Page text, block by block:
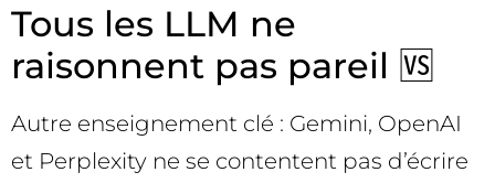
Tous les LLM ne
raisonnent pas pareil 🆚
Autre enseignement clé : Gemini, OpenAI
et Perplexity ne se contentent pas d’écrire